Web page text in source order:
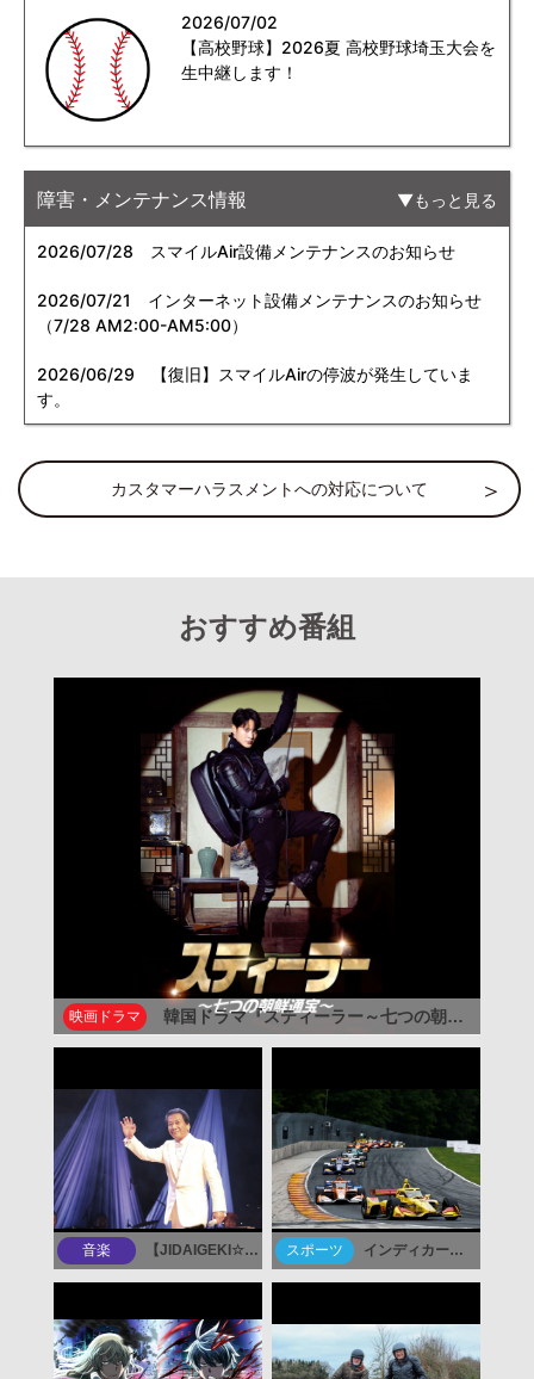
2026/07/02
【高校野球】2026夏 高校野球埼玉大会を
生中継します！
障害・メンテナンス情報 もっと見る
2026/07/28 スマイルAir設備メンテナンスのお知らせ
2026/07/21
インターネット設備メンテナンスのお知らせ
（7/28 AM2:00-AM5:00）
2026/06/29 【復旧】スマイルAirの停波が発生していま
す。
カスタマーハラスメントへの対応について
おすすめ番組